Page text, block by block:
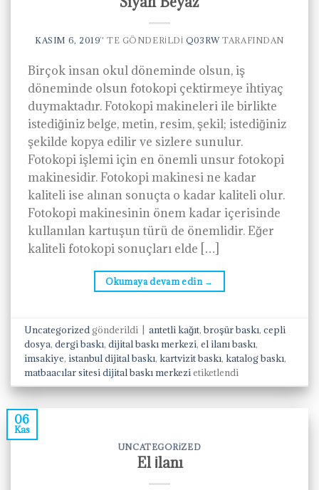
KASIM 6, 2019’' TE GÖNDERILDI Q03RWTARAFINDAN
Birçok insan okul döneminde olsun, iş
döneminde olsun fotokopi çektirmeye ihtiyaç
duymaktadır. Fotokopi makineleri ile birlikte
istediğiniz belge, metin, resim, şekil; istediğiniz
şekilde kopya edilir ve sizlere sunulur.
Fotokopi işlemi için en önemli unsur fotokopi
makinesidir. Fotokopi makinesi ne kadar
kaliteli ise alınan sonuçta o kadar kaliteli olur.
Fotokopi makinesinin önem kadar içerisinde
kullanılan kartuşun türü de önemlidir. Eğer
kaliteli fotokopi sonuçları elde […]
Okumaya devam edin →
Uncategorizedgönderildi | antetli kağıt,broşür baskı,cepli
dosya,dergi baskı,dijital baskı merkezi,el ilanı baskı,
imsakiye,istanbul dijital baskı,kartvizit baskı,katalog baskı,
matbaacılar sitesi dijital baskı merkezietiketlendi
06
Kas
UNCATEGORIZED
El İlanı